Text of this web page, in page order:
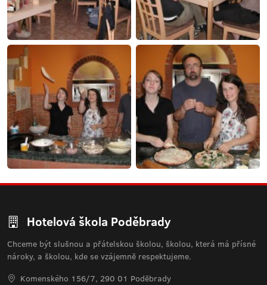
Hotelová škola Poděbrady
Chceme být slušnou a přátelskou školou, školou, která má přísné
nároky, a školou, kde se vzájemně respektujeme.
Komenského 156/7, 290 01 Poděbrady